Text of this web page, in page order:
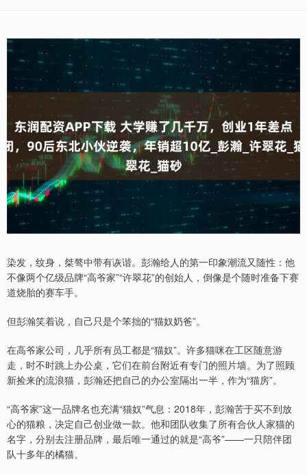
染发，纹身，桀骜中带有诙谐。彭瀚给人的第一印象潮流又随性：他
不像两个亿级品牌“高爷家”“许翠花”的创始人，倒像是个随时准备下赛
道烧胎的赛车手。
但彭瀚笑着说，自己只是个笨拙的“猫奴奶爸”。
在高爷家公司，几乎所有员工都是“猫奴”。许多猫咪在工区随意游
走，时不时跳上办公桌，它们在前台附近有专门的照片墙。为了照顾
新捡来的流浪猫，彭瀚还把自己的办公室隔出一半，作为“猫房”。
“高爷家”这一品牌名也充满“猫奴”气息：2018年，彭瀚苦于买不到放
心的猫粮，决定自己创业做一款。他和团队收集了所有合伙人家猫的
名字，分别去注册品牌，最后唯一通过的就是“高爷”——一只陪伴团
队十多年的橘猫。